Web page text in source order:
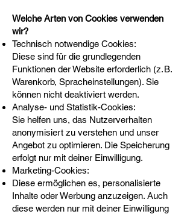
Welche Arten von Cookies verwenden
wir?
Technisch notwendige Cookies:
Diese sind für die grundlegenden
Funktionen der Website erforderlich (z. B.
Warenkorb, Spracheinstellungen). Sie
können nicht deaktiviert werden.
Analyse- und Statistik-Cookies:
Sie helfen uns, das Nutzerverhalten
anonymisiert zu verstehen und unser
Angebot zu optimieren. Die Speicherung
erfolgt nur mit deiner Einwilligung.
Marketing-Cookies:
Diese ermöglichen es, personalisierte
Inhalte oder Werbung anzuzeigen. Auch
diese werden nur mit deiner Einwilligung